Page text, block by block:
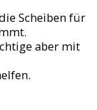
Scheiben für
aber mit